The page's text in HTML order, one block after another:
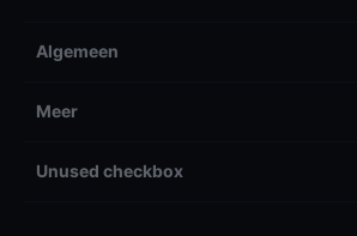
Algemeen
Meer
Unused checkbox